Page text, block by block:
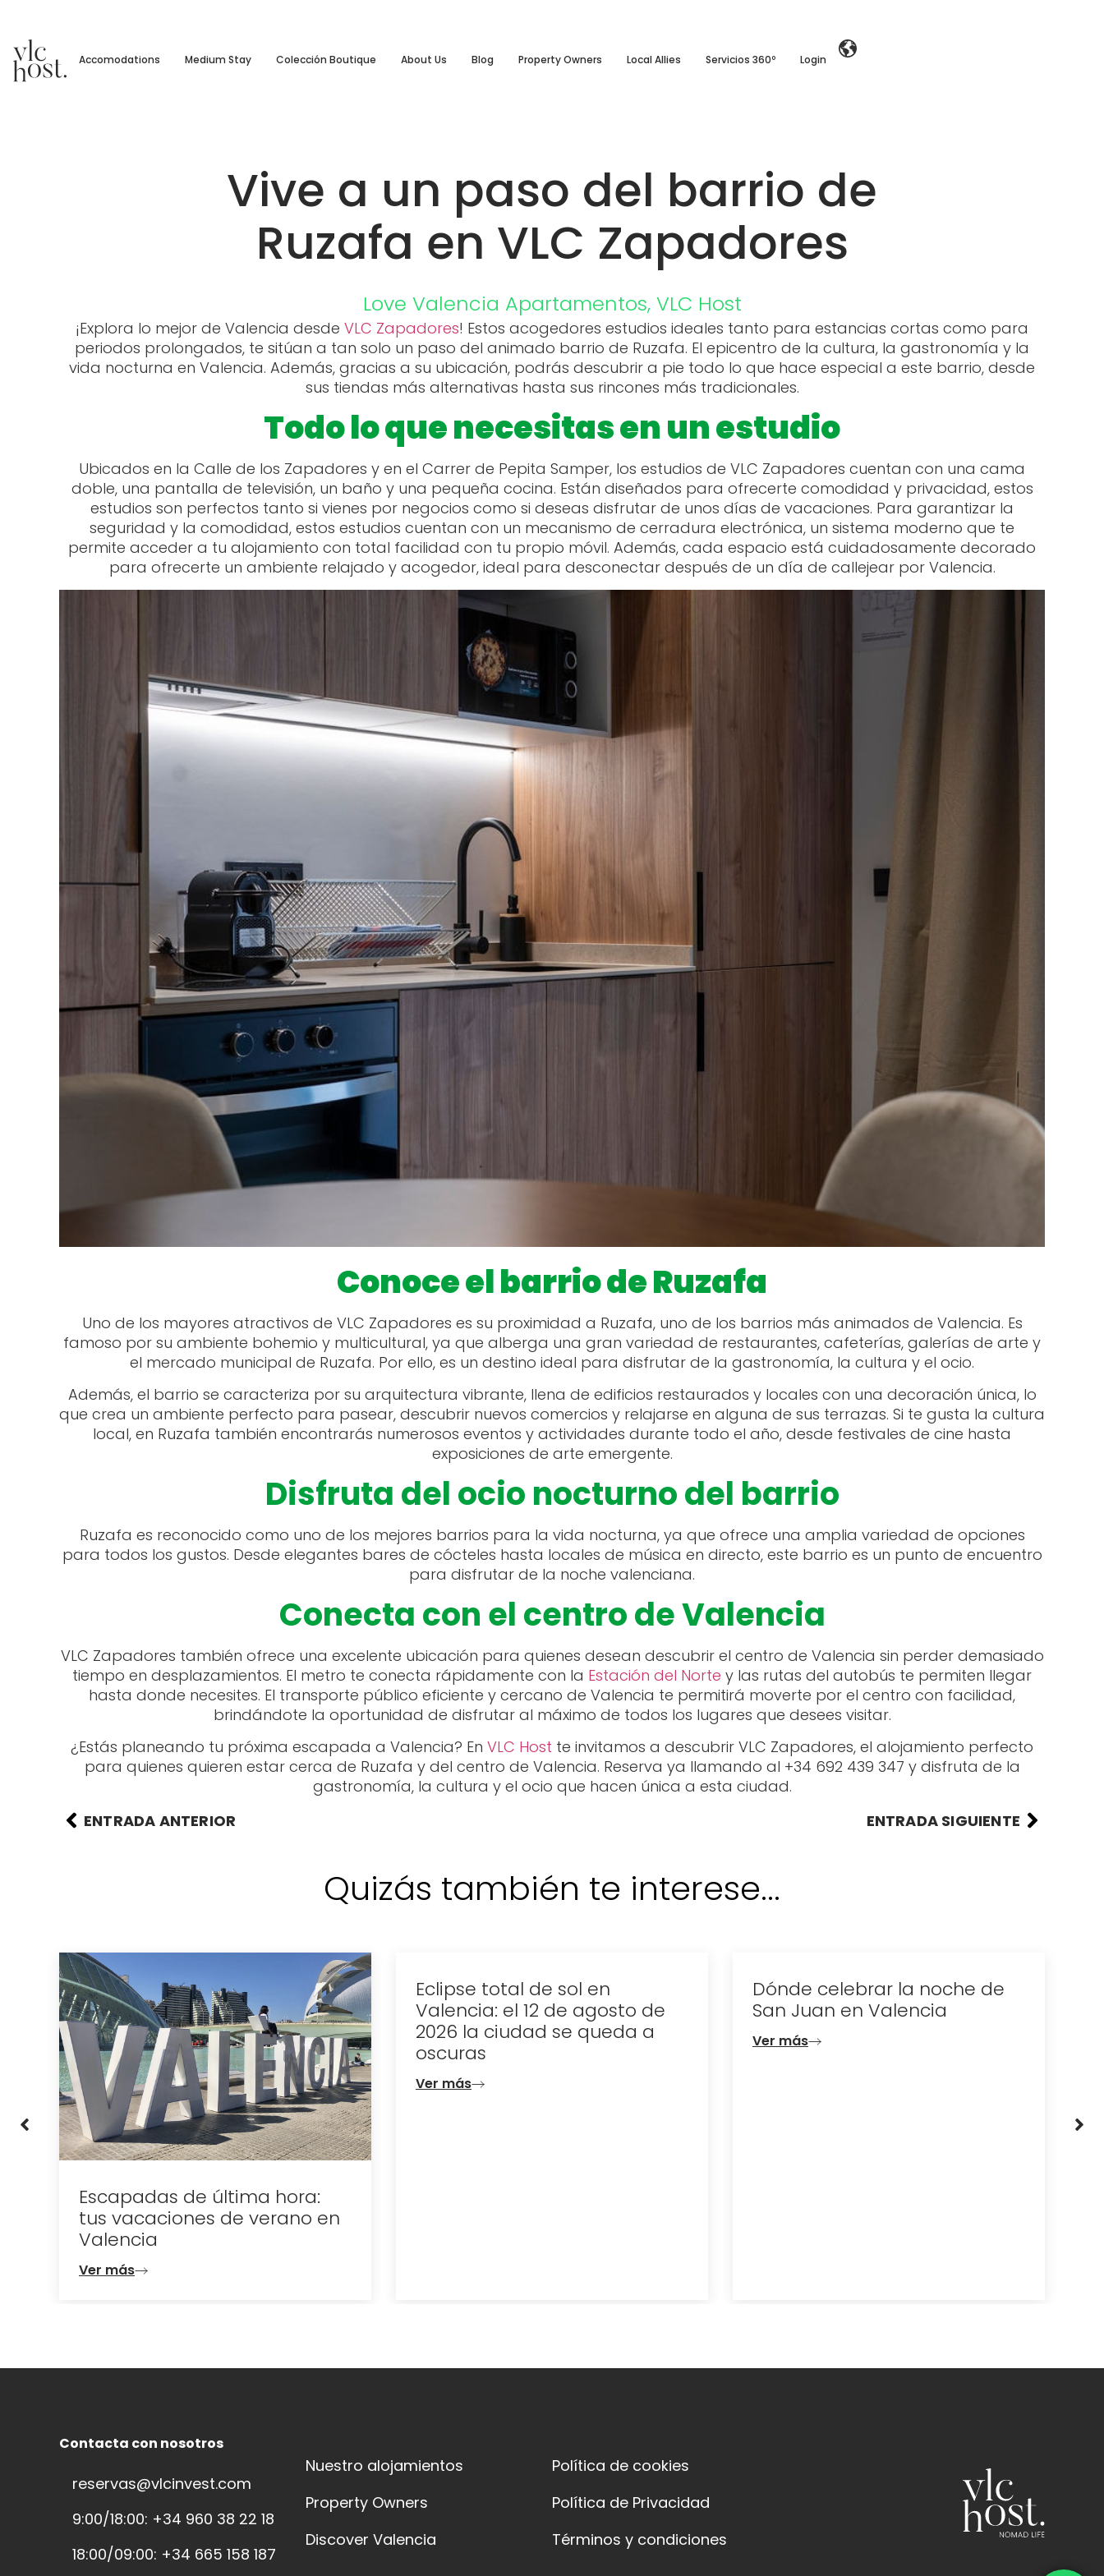
Accomodations Medium Stay Colección Boutique About Us Blog Property Owners Local Allies Servicios 360º Login
Vive a un paso del barrio de
Ruzafa en VLC Zapadores
Love Valencia Apartamentos, VLC Host
¡Explora lo mejor de Valencia desde VLC Zapadores! Estos acogedores estudios ideales tanto para estancias cortas como para
periodos prolongados, te sitúan a tan solo un paso del animado barrio de Ruzafa. El epicentro de la cultura, la gastronomía y la
vida nocturna en Valencia. Además, gracias a su ubicación, podrás descubrir a pie todo lo que hace especial a este barrio, desde
sus tiendas más alternativas hasta sus rincones más tradicionales.
Todo lo que necesitas en un estudio
Ubicados en la Calle de los Zapadores y en el Carrer de Pepita Samper, los estudios de VLC Zapadores cuentan con una cama
doble, una pantalla de televisión, un baño y una pequeña cocina. Están diseñados para ofrecerte comodidad y privacidad, estos
estudios son perfectos tanto si vienes por negocios como si deseas disfrutar de unos días de vacaciones. Para garantizar la
seguridad y la comodidad, estos estudios cuentan con un mecanismo de cerradura electrónica, un sistema moderno que te
permite acceder a tu alojamiento con total facilidad con tu propio móvil. Además, cada espacio está cuidadosamente decorado
para ofrecerte un ambiente relajado y acogedor, ideal para desconectar después de un día de callejear por Valencia.
Conoce el barrio de Ruzafa
Uno de los mayores atractivos de VLC Zapadores es su proximidad a Ruzafa, uno de los barrios más animados de Valencia. Es
famoso por su ambiente bohemio y multicultural, ya que alberga una gran variedad de restaurantes, cafeterías, galerías de arte y
el mercado municipal de Ruzafa. Por ello, es un destino ideal para disfrutar de la gastronomía, la cultura y el ocio.
Además, el barrio se caracteriza por su arquitectura vibrante, llena de edificios restaurados y locales con una decoración única, lo
que crea un ambiente perfecto para pasear, descubrir nuevos comercios y relajarse en alguna de sus terrazas. Si te gusta la cultura
local, en Ruzafa también encontrarás numerosos eventos y actividades durante todo el año, desde festivales de cine hasta
exposiciones de arte emergente.
Disfruta del ocio nocturno del barrio
Ruzafa es reconocido como uno de los mejores barrios para la vida nocturna, ya que ofrece una amplia variedad de opciones
para todos los gustos. Desde elegantes bares de cócteles hasta locales de música en directo, este barrio es un punto de encuentro
para disfrutar de la noche valenciana.
Conecta con el centro de Valencia
VLC Zapadores también ofrece una excelente ubicación para quienes desean descubrir el centro de Valencia sin perder demasiado
tiempo en desplazamientos. El metro te conecta rápidamente con la Estación del Norte y las rutas del autobús te permiten llegar
hasta donde necesites. El transporte público eficiente y cercano de Valencia te permitirá moverte por el centro con facilidad,
brindándote la oportunidad de disfrutar al máximo de todos los lugares que desees visitar.
¿Estás planeando tu próxima escapada a Valencia? En VLC Host te invitamos a descubrir VLC Zapadores, el alojamiento perfecto
para quienes quieren estar cerca de Ruzafa y del centro de Valencia. Reserva ya llamando al +34 692 439 347 y disfruta de la
gastronomía, la cultura y el ocio que hacen única a esta ciudad.
ENTRADA ANTERIOR
ENTRADA SIGUIENTE
Quizás también te interese...
Escapadas de última hora:
tus vacaciones de verano en
Valencia
Ver más
Eclipse total de sol en
Valencia: el 12 de agosto de
2026 la ciudad se queda a
oscuras
Ver más
Dónde celebrar la noche de
San Juan en Valencia
Ver más
Contacta con nosotros
reservas@vlcinvest.com
9:00/18:00: +34 960 38 22 18
18:00/09:00: +34 665 158 187
Nuestro alojamientos
Property Owners
Discover Valencia
Política de cookies
Política de Privacidad
Términos y condiciones